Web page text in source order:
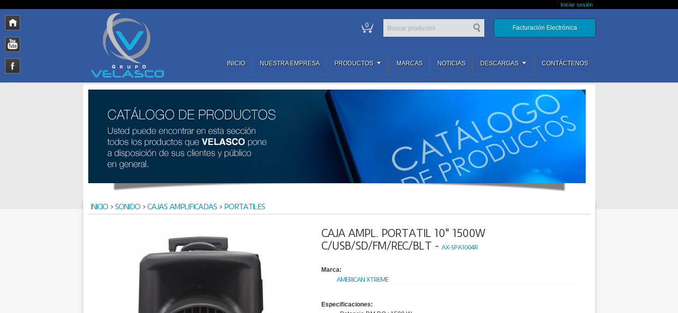
Iniciar sesión
Facturación Electrónica
0
INICIO NUESTRA EMPRESA PRODUCTOS MARCAS NOTICIAS DESCARGAS CONTÁCTENOS
INICIO> SONIDO> CAJAS AMPLIFICADAS> PORTATILES
CAJA AMPL. PORTATIL 10" 1500W
C/USB/SD/FM/REC/BLT - AX-SPA1004R
Marca:
AMERICAN XTREME
Especificaciones: